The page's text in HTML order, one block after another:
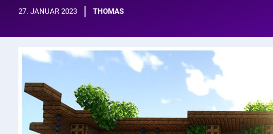
27. JANUAR 2023 THOMAS